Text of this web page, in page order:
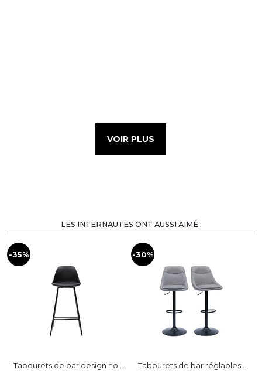
VOIR PLUS
LES INTERNAUTES ONT AUSSI AIMÉ :
-35%
Tabourets de bar design no ...
-30%
Tabourets de bar réglables ...